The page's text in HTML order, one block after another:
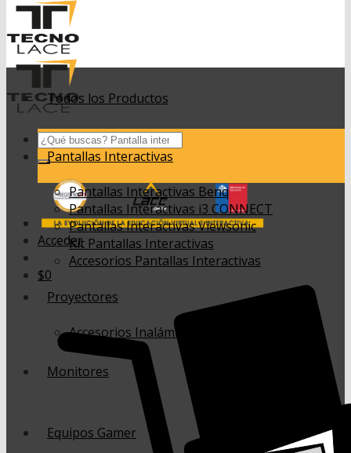
Buscar
por:
Acceder
$0
Todos los Productos
Pantallas Interactivas
Pantallas Interactivas Benq
Pantallas Interactivas i3 CONNECT
Pantallas Interactivas Viewsonic
Kit Pantallas Interactivas
Accesorios Pantallas Interactivas
Proyectores
Accesorios Inalámbricos
Monitores
Equipos Gamer